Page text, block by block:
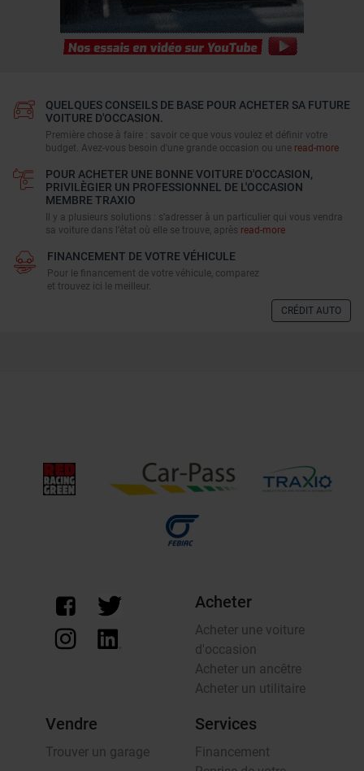
QUELQUES CONSEILS DE BASE POUR ACHETER SA FUTURE
VOITURE D'OCCASION.
Première chose à faire : savoir ce que vous voulez et définir votre
budget. Avez-vous besoin d'une grande occasion ou une read-more
POUR ACHETER UNE BONNE VOITURE D'OCCASION,
PRIVILÈGIER UN PROFESSIONNEL DE L'OCCASION
MEMBRE TRAXIO
Il y a plusieurs solutions : s’adresser à un particulier qui vous vendra
sa voiture dans l’état où elle se trouve, après read-more
FINANCEMENT DE VOTRE VÉHICULE
Pour le financement de votre véhicule, comparez
et trouvez ici le meilleur.
CRÉDIT AUTO
Acheter
Acheter une voiture
d'occasion
Acheter un ancêtre
Acheter un utilitaire
Vendre
Trouver un garage
Services
Financement